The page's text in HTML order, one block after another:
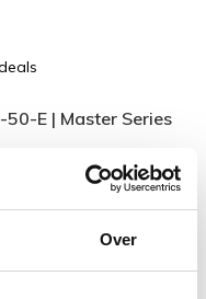
Over
50-E | Master Series